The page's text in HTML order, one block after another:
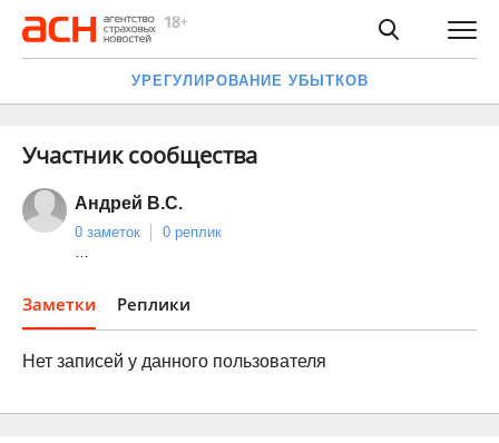
УРЕГУЛИРОВАНИЕ УБЫТКОВ
Участник сообщества
Андрей В.С.
0 заметок
0 реплик
…
Заметки Реплики
Нет записей у данного пользователя